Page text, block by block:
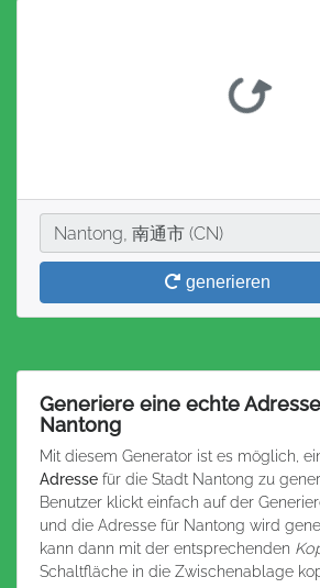
StadtNantong, 南通市 (CN)
generieren
Generiere eine echte
Nantong
Mit diesem Generator ist es möglich,
Adresse für die Stadt Nantong zu
Benutzer klickt einfach auf der
und die Adresse für Nantong wird
kann dann mit der entsprechenden
Schaltfläche in die Zwischenablage